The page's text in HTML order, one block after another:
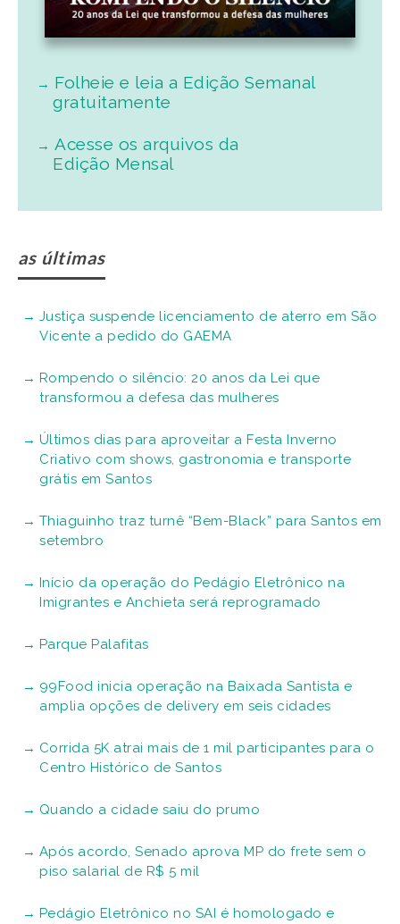
Folheie e leia a Edição Semanal
gratuitamente
Acesse os arquivos da
Edição Mensal
as últimas
Justiça suspende licenciamento de aterro em São
Vicente a pedido do GAEMA
Rompendo o silêncio: 20 anos da Lei que
transformou a defesa das mulheres
Últimos dias para aproveitar a Festa Inverno
Criativo com shows, gastronomia e transporte
grátis em Santos
Thiaguinho traz turnê “Bem-Black” para Santos em
setembro
Início da operação do Pedágio Eletrônico na
Imigrantes e Anchieta será reprogramado
Parque Palafitas
99Food inicia operação na Baixada Santista e
amplia opções de delivery em seis cidades
Corrida 5K atrai mais de 1 mil participantes para o
Centro Histórico de Santos
Quando a cidade saiu do prumo
Após acordo, Senado aprova MP do frete sem o
piso salarial de R$ 5 mil
Pedágio Eletrônico no SAI é homologado e